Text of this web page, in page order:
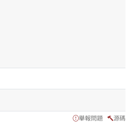
舉報問題 源碼